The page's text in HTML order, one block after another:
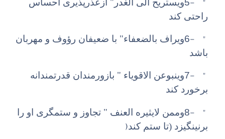
ویستریح الی الغدر" ازعذرپذیری احساس
راحتی کند
6- "ویراف بالضعفاء‌" با ضعیفان رؤوف و مهربان
باشد
7- "وینبوعن الاقویاء " بازورمندان قدرتمندانه
برخورد کند
8- "وممن لایثیره العنف " تجاوز و ستمگری او را
برنینگیزد (تا ستم کند)